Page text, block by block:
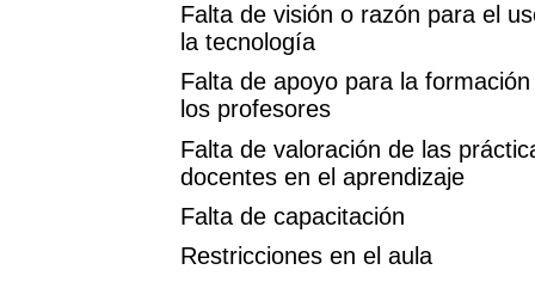
Falta de visión o razón para el
la tecnología
Falta de apoyo para la
los profesores
Falta de valoración de las
docentes en el aprendizaje
Falta de capacitación
Restricciones en el aula